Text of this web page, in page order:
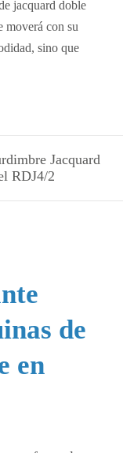
jacquard doble
moverá con su
sino que
Jacquard
RDJ4/2
de
en